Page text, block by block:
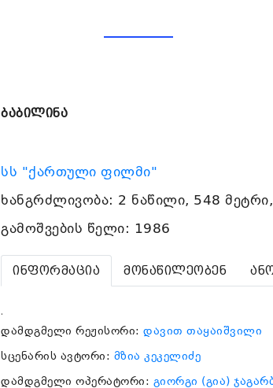
ბაბილინა
სს "ქართული ფილმი"
ხანგრძლივობა: 2 ნაწილი, 548
გამოშვების წელი: 1986
ინფორმაცია მონაწილეობენ
.
დამდგმელი რეჟისორი: დავით თაყაიშვილი
სცენარის ავტორი: მზია კეკელიძე
დამდგმელი ოპერატორი: გიორგი (გია)